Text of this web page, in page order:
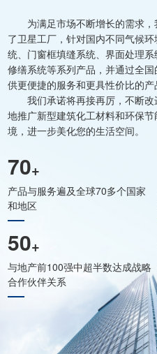
为满足市场不断增长的需求
了卫星工厂，针对国内不同气候
统、门窗框填缝系统、界面处理
修缮系统等系列产品，并通过全
供更便捷的服务和更具性价比的产
我们承诺将再接再厉，不断
地推广新型建筑化工材料和环保
境，进一步美化您的生活空间。
70+
产品与服务遍及全球70多个国家
和地区
50+
与地产前100强中超半数达成战略
合作伙伴关系